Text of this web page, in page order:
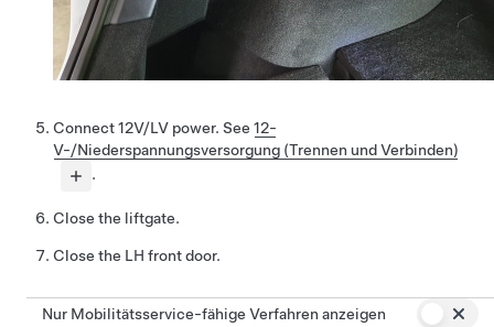
Connect 12V/LV power. See 12-
V-/Niederspannungsversorgung (Trennen und Verbinden)
.
Close the liftgate.
Close the LH front door.
Nur Mobilitätsservice-fähige Verfahren anzeigen